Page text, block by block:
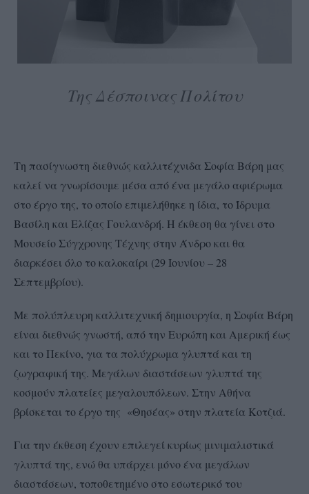
Της Δέσποινας Πολίτου
Τη πασίγνωστη διεθνώς καλλιτέχνιδα Σοφία Βάρη μας
καλεί να γνωρίσουμε μέσα από ένα μεγάλο αφιέρωμα
στο έργο της, το οποίο επιμελήθηκε η ίδια, το Ίδρυμα
Βασίλη και Ελίζας Γουλανδρή. Η έκθεση θα γίνει στο
Μουσείο Σύγχρονης Τέχνης στην Άνδρο και θα
διαρκέσει όλο το καλοκαίρι (29 Ιουνίου – 28
Σεπτεμβρίου).
Με πολύπλευρη καλλιτεχνική δημιουργία, η Σοφία Βάρη
είναι διεθνώς γνωστή, από την Ευρώπη και Αμερική έως
και το Πεκίνο, για τα πολύχρωμα γλυπτά και τη
ζωγραφική της. Μεγάλων διαστάσεων γλυπτά της
κοσμούν πλατείες μεγαλουπόλεων. Στην Αθήνα
βρίσκεται το έργο της «Θησέας» στην πλατεία Κοτζιά.
Για την έκθεση έχουν επιλεγεί κυρίως μινιμαλιστικά
γλυπτά της, ενώ θα υπάρχει μόνο ένα μεγάλων
διαστάσεων, τοποθετημένο στο εσωτερικό του